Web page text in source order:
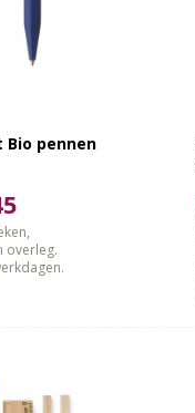
Bio pennen